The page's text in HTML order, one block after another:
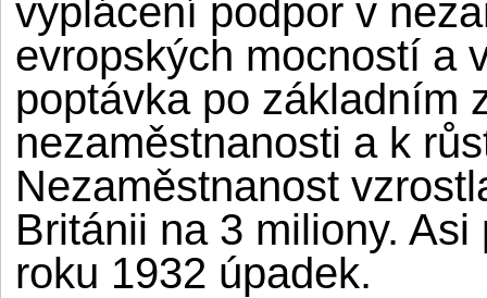
vyplácení podpor v
evropských mocností a
poptávka po základním
nezaměstnanosti a k
Nezaměstnanost
Británii na 3 miliony.
roku 1932 úpadek.